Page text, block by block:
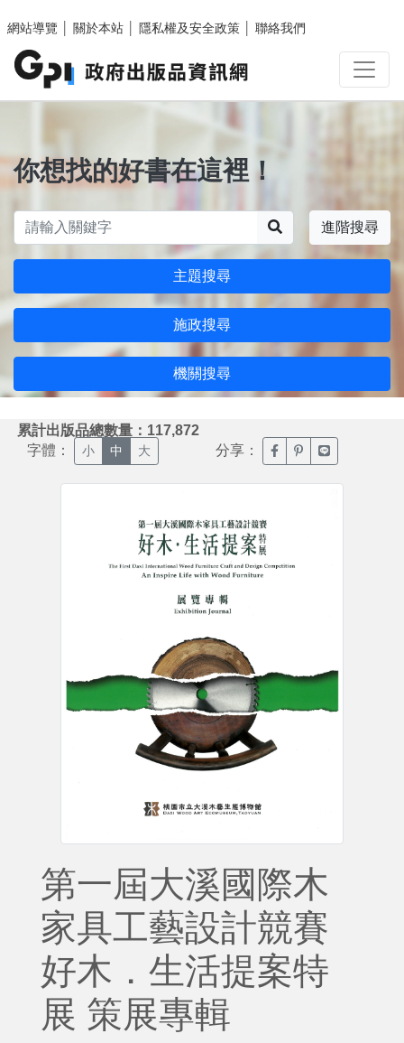
網站導覽
關於本站 隱私權及安全政策 聯絡我們
你想找的好書在這裡！
進階搜尋
主題搜尋
施政搜尋
機關搜尋
累計出版品總數量：117,872
字體： 小 中 大 分享： 臉書分享(另開新視窗)
噗浪分享(另開新
Line分享(另
第一屆大溪國際木
家具工藝設計競賽
好木．生活提案特
展 策展專輯